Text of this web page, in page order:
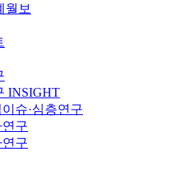
월보
INSIGHT
슈·심층연구
구
구